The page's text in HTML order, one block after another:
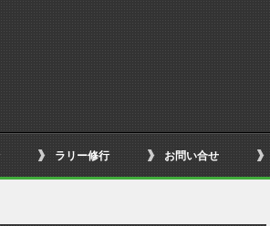
ラリー修行 お問い合せ